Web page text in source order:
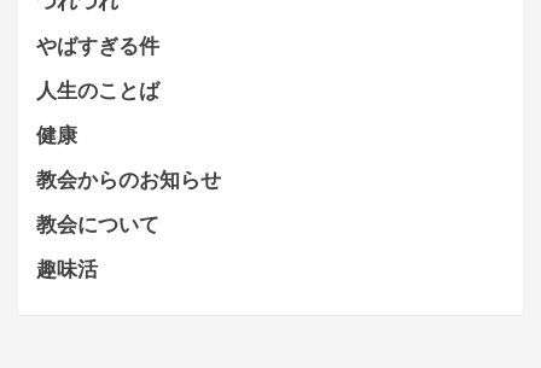
やばすぎる件
人生のことば
健康
教会からのお知らせ
教会について
趣味活